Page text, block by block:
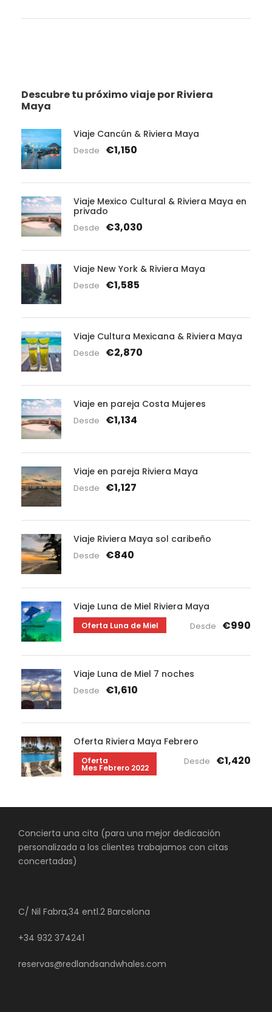
Descubre tu próximo viaje por Riviera
Maya
Viaje Cancún & Riviera Maya
Desde €1,150
Viaje Mexico Cultural & Riviera Maya en
privado
Desde €3,030
Viaje New York & Riviera Maya
Desde €1,585
Viaje Cultura Mexicana & Riviera Maya
Desde €2,870
Viaje en pareja Costa Mujeres
Desde €1,134
Viaje en pareja Riviera Maya
Desde €1,127
Viaje Riviera Maya sol caribeño
Desde €840
Viaje Luna de Miel Riviera Maya
Oferta Luna de Miel Desde €990
Viaje Luna de Miel 7 noches
Desde €1,610
Oferta Riviera Maya Febrero
Oferta
Mes Febrero 2022
Desde €1,420
Concierta una cita (para una mejor dedicación
personalizada a los clientes trabajamos con citas
concertadas)
C/ Nil Fabra,34 entl.2 Barcelona
+34 932 374241
reservas@redlandsandwhales.com